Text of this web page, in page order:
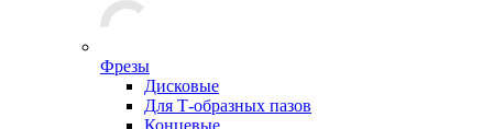
Фрезы
Дисковые
Для Т-образных пазов
Концевые